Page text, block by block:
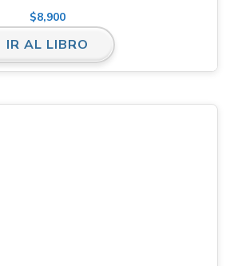
$8,900
IR AL LIBRO